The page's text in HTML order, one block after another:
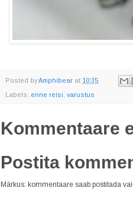
Posted byAmphibear at 10:35
Labels: enne reisi varustus
Kommentaare
Postita
Märkus: kommentaare saab postitada